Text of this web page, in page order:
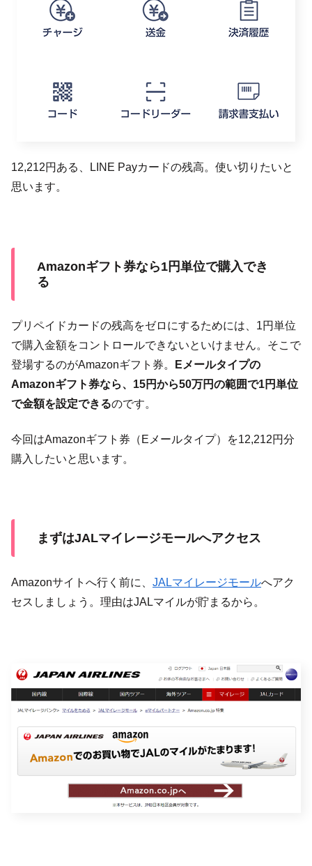
12,212円ある、LINE Payカードの残高。使い切りたいと
思います。
Amazonギフト券なら1円単位で購入でき
る
プリペイドカードの残高をゼロにするためには、1円単位
で購入金額をコントロールできないといけません。そこで
登場するのがAmazonギフト券。
Eメールタイプの
Amazonギフト券なら、15円から50万円の範囲で1円単位
で金額を設定できるのです。
今回はAmazonギフト券（Eメールタイプ）を12,212円分
購入したいと思います。
まずはJALマイレージモールへアクセス
Amazonサイトへ行く前に、 JALマイレージモールへアク
セスしましょう。理由はJALマイルが貯まるから。